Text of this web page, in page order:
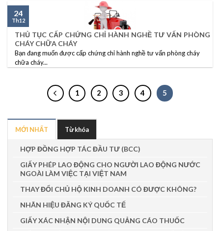
THỦ TỤC CẤP CHỨNG CHỈ HÀNH NGHỀ TƯ VẤN PHÒNG
CHÁY CHỮA CHÁY
Bạn đang muốn được cấp chứng chỉ hành nghề tư vấn phòng cháy
chữa cháy...
24
Th12
1 2 3 4 5
MỚI NHẤT Từ khóa
HỢP ĐỒNG HỢP TÁC ĐẦU TƯ (BCC)
GIẤY PHÉP LAO ĐỘNG CHO NGƯỜI LAO ĐỘNG NƯỚC
NGOÀI LÀM VIỆC TẠI VIỆT NAM
THAY ĐỔI CHỦ HỘ KINH DOANH CÓ ĐƯỢC KHÔNG?
NHÃN HIỆU ĐĂNG KÝ QUỐC TẾ
GIẤY XÁC NHẬN NỘI DUNG QUẢNG CÁO THUỐC